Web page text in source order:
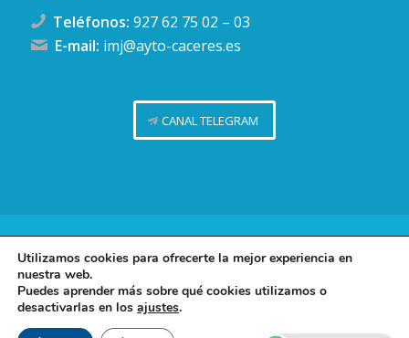
Teléfonos: 927 62 75 02 – 03
E-mail: imj@ayto-caceres.es
CANAL TELEGRAM
Concejalía de Juventud (Ayuntamiento de Cáceres)
Facebook
TwitterTelegram
Política de privacidad
Política de cookies
Utilizamos cookies para ofrecerte la mejor experiencia en
nuestra web.
Puedes aprender más sobre qué cookies utilizamos o
desactivarlas en los ajustes.